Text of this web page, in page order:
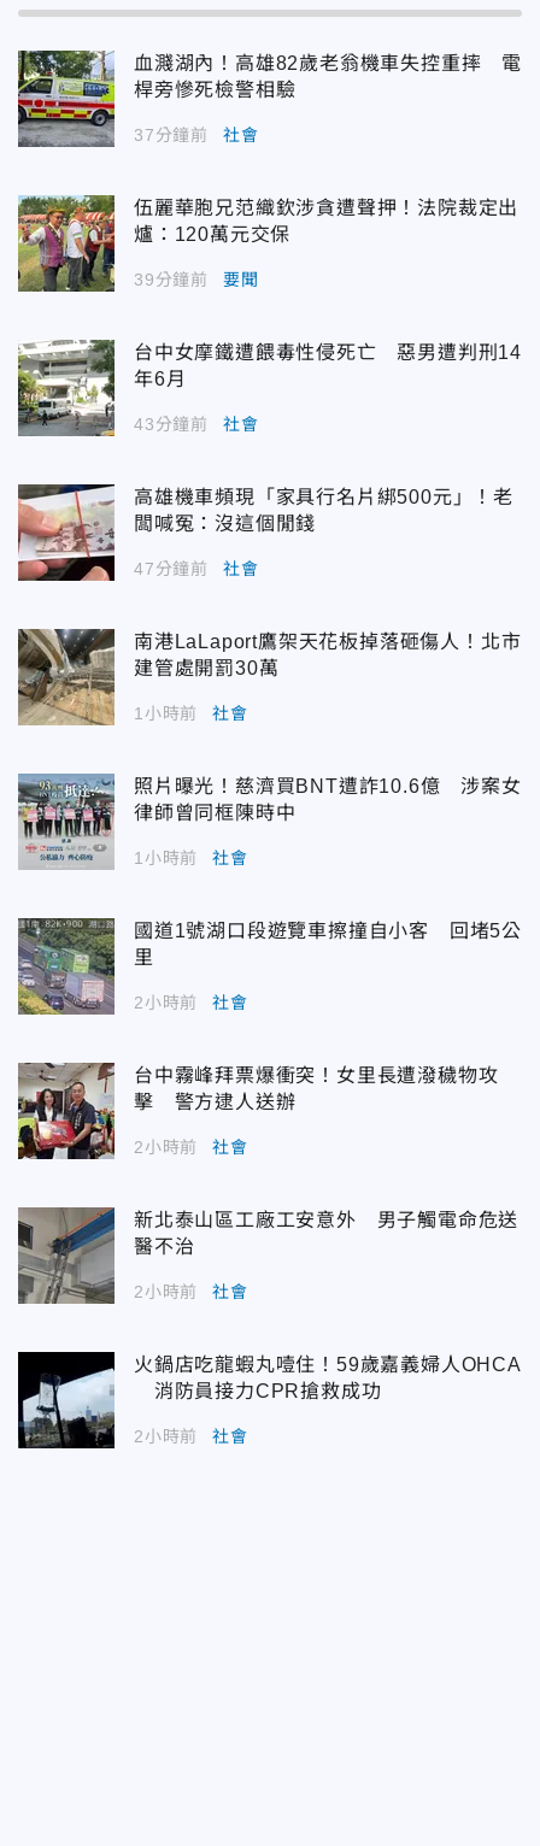
血濺湖內！高雄82歲老翁機車失控重摔 電
桿旁慘死檢警相驗
37分鐘前 社會
伍麗華胞兄范織欽涉貪遭聲押！法院裁定出
爐：120萬元交保
39分鐘前 要聞
台中女摩鐵遭餵毒性侵死亡 惡男遭判刑14
年6月
43分鐘前 社會
高雄機車頻現「家具行名片綁500元」！老
闆喊冤：沒這個閒錢
47分鐘前 社會
南港LaLaport鷹架天花板掉落砸傷人！北市
建管處開罰30萬
1小時前 社會
照片曝光！慈濟買BNT遭詐10.6億 涉案女
律師曾同框陳時中
1小時前 社會
國道1號湖口段遊覽車擦撞自小客 回堵5公
里
2小時前 社會
台中霧峰拜票爆衝突！女里長遭潑穢物攻
擊 警方逮人送辦
2小時前 社會
新北泰山區工廠工安意外 男子觸電命危送
醫不治
2小時前 社會
火鍋店吃龍蝦丸噎住！59歲嘉義婦人OHCA
消防員接力CPR搶救成功
2小時前 社會